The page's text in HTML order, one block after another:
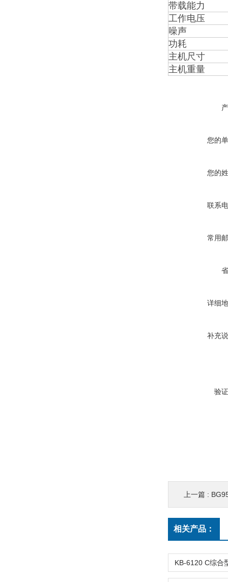
带载能力
工作电压
噪声
功耗
主机尺寸
主机重量
您的
您的
联系
常用
详细
补充
验
上一篇 :
相关产品：